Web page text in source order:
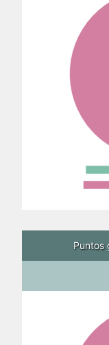
Puntos